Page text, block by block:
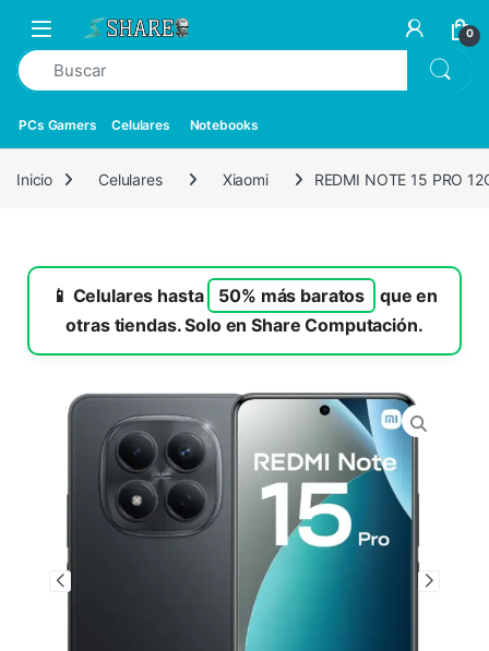
0
PCs Gamers Celulares Notebooks
Inicio Celulares Xiaomi REDMI NOTE 15 PRO
📱 Celulares hasta 50% más baratos
que en
otras tiendas. Solo en Share Computación.